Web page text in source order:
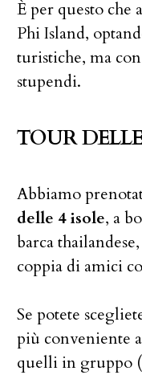
È per questo
Phi Island,
turistiche, ma
stupendi.
TOUR
Abbiamo
delle 4 isole, a
barca
coppia di amici
Se potete
più conveniente
quelli in gruppo